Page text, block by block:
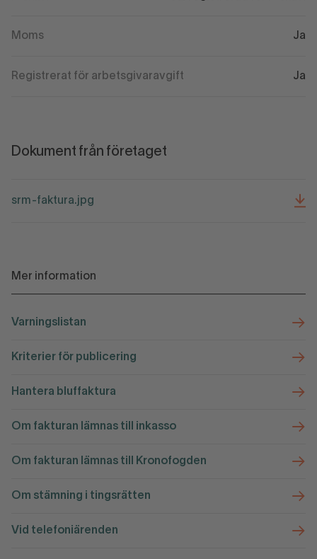
Moms Ja
Registrerat för arbetsgivaravgift Ja
Dokument från företaget
srm-faktura.jpg
Mer information
Varningslistan
Kriterier för publicering
Hantera bluffaktura
Om fakturan lämnas till inkasso
Om fakturan lämnas till Kronofogden
Om stämning i tingsrätten
Vid telefoniärenden